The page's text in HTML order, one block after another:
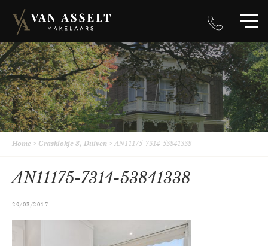
Home > Grasklokje 8, Duiven >AN11175-7314-53841338
AN11175-7314-53841338
29/03/2017